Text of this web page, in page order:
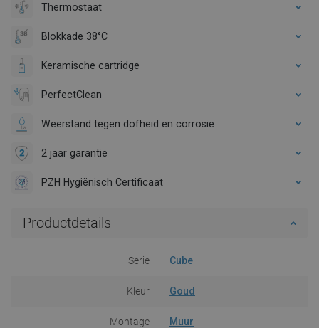
Thermostaat
Blokkade 38°C
Keramische cartridge
PerfectClean
Weerstand tegen dofheid en corrosie
2 jaar garantie
PZH Hygiënisch Certificaat
Productdetails
Serie Cube
Kleur Goud
Montage Muur